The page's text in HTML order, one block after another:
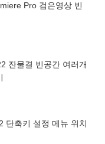
Pro 검은영상 빈
잔물결 빈공간 여러개
단축키 설정 메뉴 위치